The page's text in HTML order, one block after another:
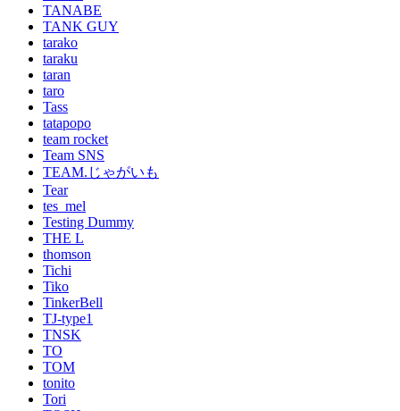
TANABE
TANK GUY
tarako
taraku
taran
taro
Tass
tatapopo
team rocket
Team SNS
TEAM.じゃがいも
Tear
tes_mel
Testing Dummy
THE L
thomson
Tichi
Tiko
TinkerBell
TJ-type1
TNSK
TO
TOM
tonito
Tori